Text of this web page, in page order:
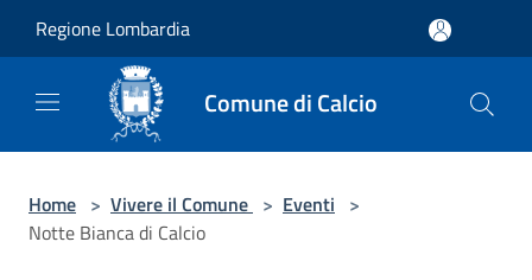
Regione Lombardia
Comune di Calcio
Home > Vivere il Comune > Eventi >
Notte Bianca di Calcio